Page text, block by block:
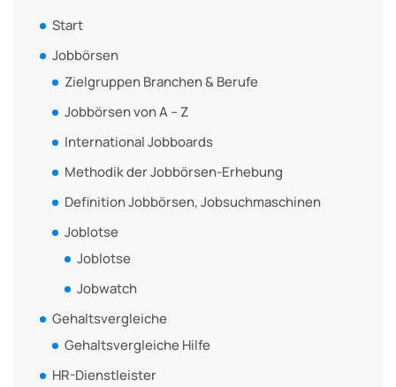
Start
Jobbörsen
Zielgruppen Branchen & Berufe
Jobbörsen von A – Z
International Jobboards
Methodik der Jobbörsen-Erhebung
Definition Jobbörsen, Jobsuchmaschinen
Joblotse
Joblotse
Jobwatch
Gehaltsvergleiche
Gehaltsvergleiche Hilfe
HR-Dienstleister